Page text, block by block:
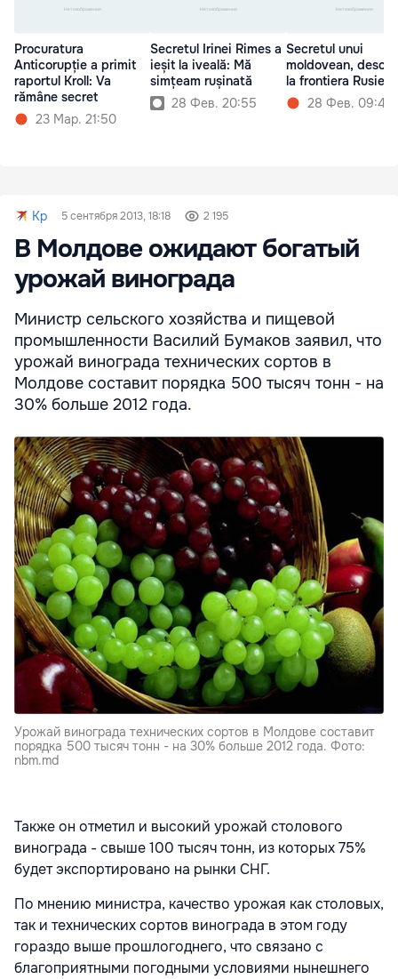
Procuratura
Anticorupție a primit
raportul Kroll: Va
rămâne secret
23 Мар. 21:50
Secretul Irinei Rimes a
ieșit la iveală: Mă
simțeam rușinată
28 Фев. 20:55
Secretul unui
moldovean,
la frontiera Rusiei
28 Фев. 09:47
Kp 5 сентября 2013, 18:18 2 195
В Молдове ожидают богатый
урожай винограда
Министр сельского хозяйства и пищевой
промышленности Василий Бумаков заявил, что
урожай винограда технических сортов в
Молдове составит порядка 500 тысяч тонн - на
30% больше 2012 года.
Урожай винограда технических сортов в Молдове составит
порядка 500 тысяч тонн - на 30% больше 2012 года. Фото:
nbm.md
Также он отметил и высокий урожай столового
винограда - свыше 100 тысяч тонн, из которых 75%
будет экспортировано на рынки СНГ.
По мнению министра, качество урожая как столовых,
так и технических сортов винограда в этом году
гораздо выше прошлогоднего, что связано с
благоприятными погодными условиями нынешнего